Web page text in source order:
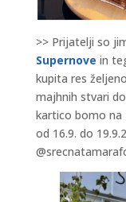
>> Prijatelji so
Supernove in
kupita res
majhnih stvari
kartico bomo na
od 16.9. do